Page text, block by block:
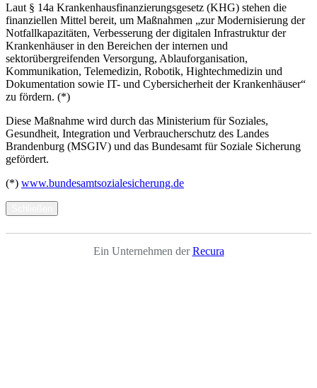
Laut § 14a Krankenhausfinanzierungsgesetz (KHG) stehen die
finanziellen Mittel bereit, um Maßnahmen „zur Modernisierung der
Notfallkapazitäten, Verbesserung der digitalen Infrastruktur der
Krankenhäuser in den Bereichen der internen und
sektorübergreifenden Versorgung, Ablauforganisation,
Kommunikation, Telemedizin, Robotik, Hightechmedizin und
Dokumentation sowie IT- und Cybersicherheit der Krankenhäuser“
zu fördern. (*)
Diese Maßnahme wird durch das Ministerium für Soziales,
Gesundheit, Integration und Verbraucherschutz des Landes
Brandenburg (MSGIV) und das Bundesamt für Soziale Sicherung
gefördert.
(*) www.bundesamtsozialesicherung.de
Ein Unternehmen derRecura